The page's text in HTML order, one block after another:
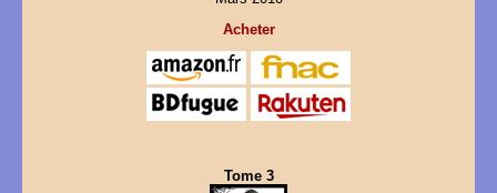
Acheter
Tome 3